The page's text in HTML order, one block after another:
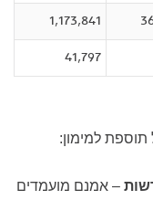
1,173,841
41,797
תוספת למימון:
– אמנם מועמדים